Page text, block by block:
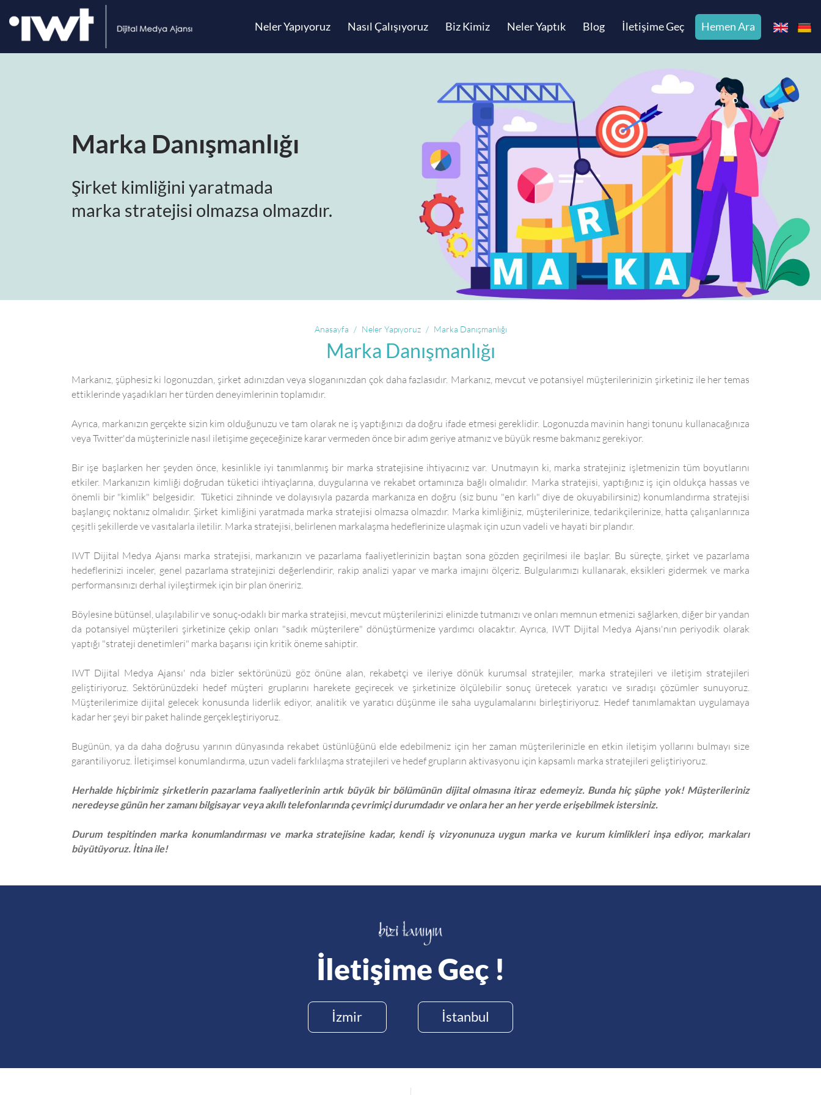
Neler Yapıyoruz Nasıl Çalışıyoruz Biz Kimiz Neler Yaptık Blog İletişime Geç Hemen Ara
Marka Danışmanlığı
Şirket kimliğini yaratmada
marka stratejisi olmazsa olmazdır.
Anasayfa Neler Yapıyoruz Marka Danışmanlığı
Marka Danışmanlığı
Markanız, şüphesiz ki logonuzdan, şirket adınızdan veya sloganınızdan çok daha fazlasıdır. Markanız, mevcut ve potansiyel müşterilerinizin şirketiniz ile her temas
ettiklerinde yaşadıkları her türden deneyimlerinin toplamıdır.
Ayrıca, markanızın gerçekte sizin kim olduğunuzu ve tam olarak ne iş yaptığınızı da doğru ifade etmesi gereklidir. Logonuzda mavinin hangi tonunu kullanacağınıza
veya Twitter'da müşterinizle nasıl iletişime geçeceğinize karar vermeden önce bir adım geriye atmanız ve büyük resme bakmanız gerekiyor.
Bir işe başlarken her şeyden önce, kesinlikle iyi tanımlanmış bir marka stratejisine ihtiyacınız var. Unutmayın ki, marka stratejiniz işletmenizin tüm boyutlarını
etkiler. Markanızın kimliği doğrudan tüketici ihtiyaçlarına, duygularına ve rekabet ortamınıza bağlı olmalıdır. Marka stratejisi, yaptığınız iş için oldukça hassas ve
önemli bir "kimlik" belgesidir. Tüketici zihninde ve dolayısıyla pazarda markanıza en doğru (siz bunu "en karlı" diye de okuyabilirsiniz) konumlandırma stratejisi
başlangıç noktanız olmalıdır. Şirket kimliğini yaratmada marka stratejisi olmazsa olmazdır. Marka kimliğiniz, müşterilerinize, tedarikçilerinize, hatta çalışanlarınıza
çeşitli şekillerde ve vasıtalarla iletilir. Marka stratejisi, belirlenen markalaşma hedeflerinize ulaşmak için uzun vadeli ve hayati bir plandır.
IWT Dijital Medya Ajansı marka stratejisi, markanızın ve pazarlama faaliyetlerinizin baştan sona gözden geçirilmesi ile başlar. Bu süreçte, şirket ve pazarlama
hedeflerinizi inceler, genel pazarlama stratejinizi değerlendirir, rakip analizi yapar ve marka imajını ölçeriz. Bulgularımızı kullanarak, eksikleri gidermek ve marka
performansınızı derhal iyileştirmek için bir plan öneririz.
Böylesine bütünsel, ulaşılabilir ve sonuç-odaklı bir marka stratejisi, mevcut müşterilerinizi elinizde tutmanızı ve onları memnun etmenizi sağlarken, diğer bir yandan
da potansiyel müşterileri şirketinize çekip onları "sadık müşterilere" dönüştürmenize yardımcı olacaktır. Ayrıca, IWT Dijital Medya Ajansı'nın periyodik olarak
yaptığı "strateji denetimleri" marka başarısı için kritik öneme sahiptir.
IWT Dijital Medya Ajansı' nda bizler sektörünüzü göz önüne alan, rekabetçi ve ileriye dönük kurumsal stratejiler, marka stratejileri ve iletişim stratejileri
geliştiriyoruz. Sektörünüzdeki hedef müşteri gruplarını harekete geçirecek ve şirketinize ölçülebilir sonuç üretecek yaratıcı ve sıradışı çözümler sunuyoruz.
Müşterilerimize dijital gelecek konusunda liderlik ediyor, analitik ve yaratıcı düşünme ile saha uygulamalarını birleştiriyoruz. Hedef tanımlamaktan uygulamaya
kadar her şeyi bir paket halinde gerçekleştiriyoruz.
Bugünün, ya da daha doğrusu yarının dünyasında rekabet üstünlüğünü elde edebilmeniz için her zaman müşterilerinizle en etkin iletişim yollarını bulmayı size
garantiliyoruz. İletişimsel konumlandırma, uzun vadeli farklılaşma stratejileri ve hedef grupların aktivasyonu için kapsamlı marka stratejileri geliştiriyoruz.
Herhalde hiçbirimiz şirketlerin pazarlama faaliyetlerinin artık büyük bir bölümünün dijital olmasına itiraz edemeyiz. Bunda hiç şüphe yok! Müşterileriniz
neredeyse günün her zamanı bilgisayar veya akıllı telefonlarında çevrimiçi durumdadır ve onlara her an her yerde erişebilmek istersiniz.
Durum tespitinden marka konumlandırması ve marka stratejisine kadar, kendi iş vizyonunuza uygun marka ve kurum kimlikleri inşa ediyor, markaları
büyütüyoruz. İtina ile!
İletişime Geç !
İzmir İstanbul